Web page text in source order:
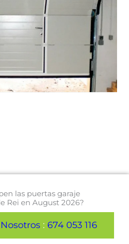
las puertas garaje
Rei en August 2026?
: 674 053 116